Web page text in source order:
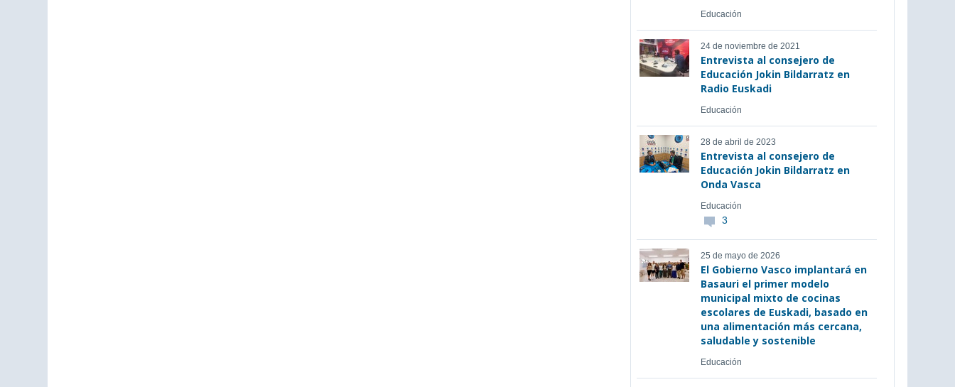
Educación
24 de noviembre de 2021
Entrevista al consejero de
Educación Jokin Bildarratz en
Radio Euskadi
Educación
28 de abril de 2023
Entrevista al consejero de
Educación Jokin Bildarratz en
Onda Vasca
Educación
3
25 de mayo de 2026
El Gobierno Vasco implantará en
Basauri el primer modelo
municipal mixto de cocinas
escolares de Euskadi, basado en
una alimentación más cercana,
saludable y sostenible
Educación